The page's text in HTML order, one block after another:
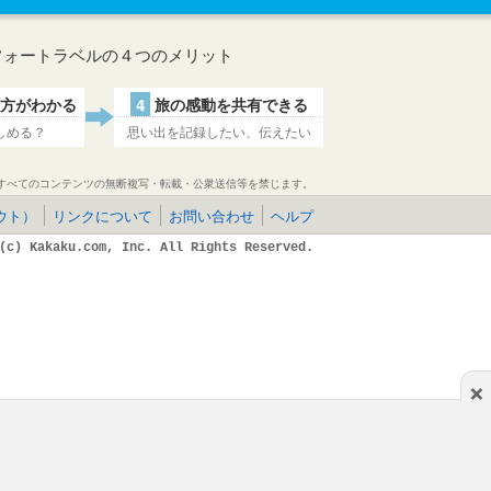
×
ォートラベルの４つのメリット
がわかる
める？
4 旅の感動を共有できる
思い出を記録したい、伝えたい
てのコンテンツの無断複写・転載・公衆送信等を禁じます。
） リンクについて お問い合わせ ヘルプ
(c) Kakaku.com, Inc. All Rights Reserved.